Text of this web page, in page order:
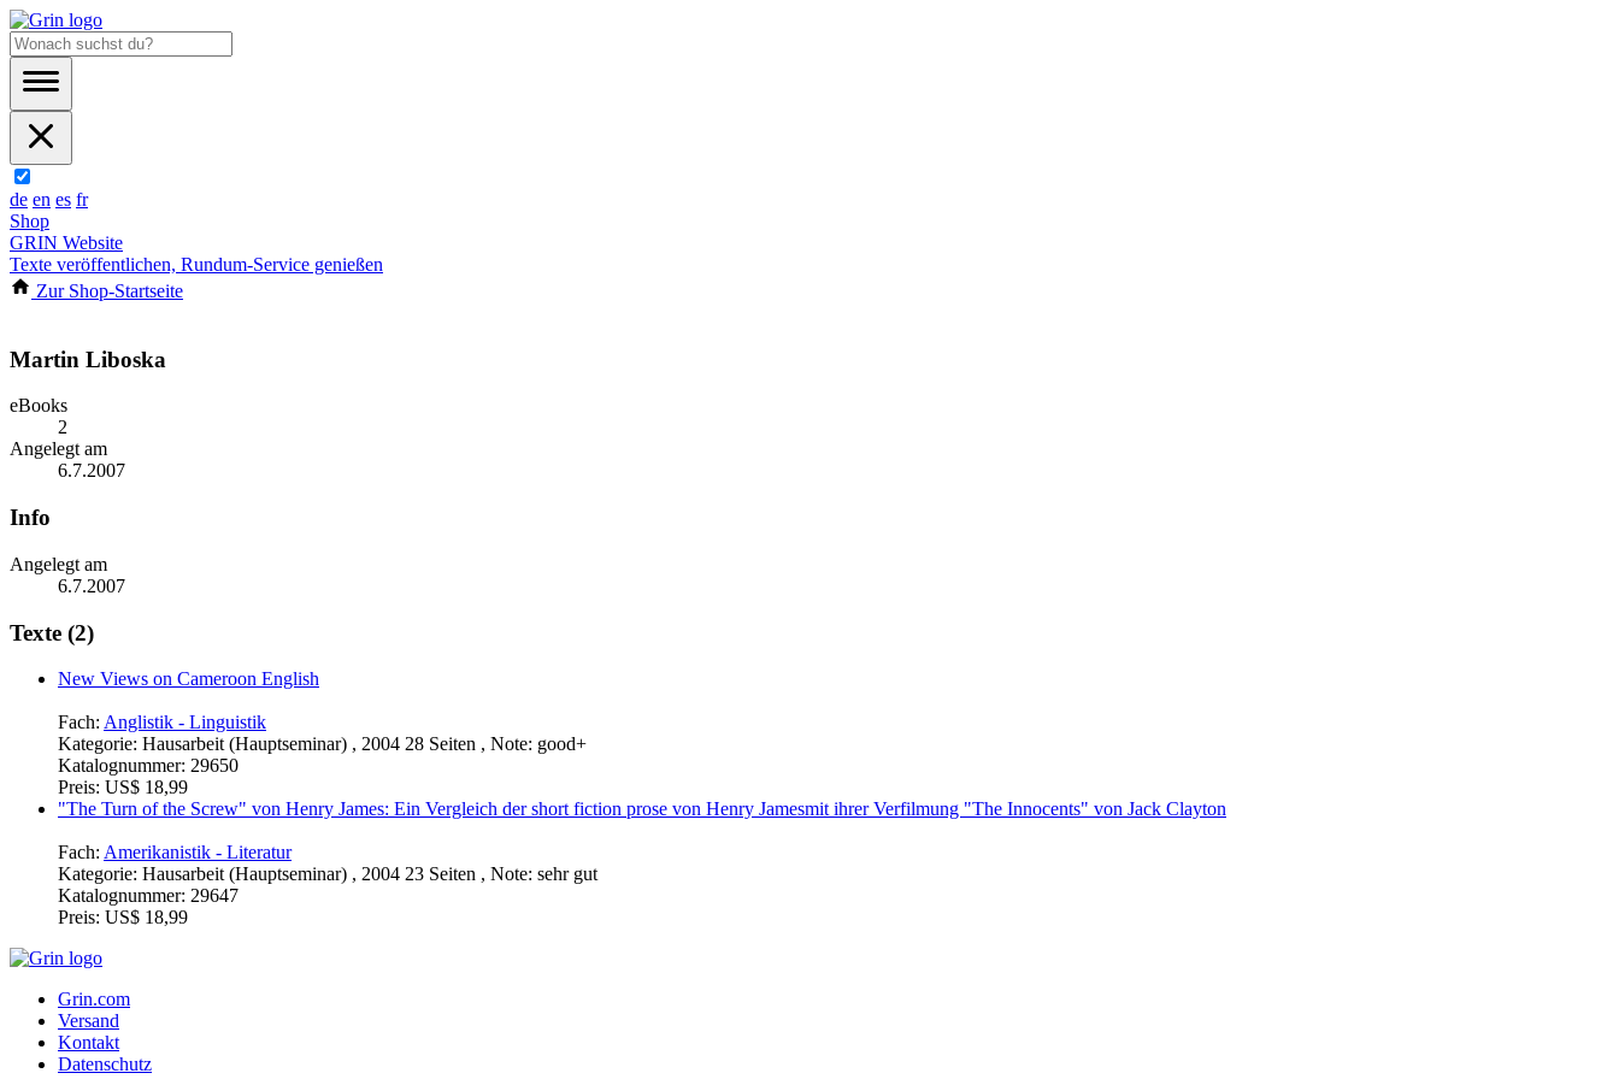
de en es fr
Shop
GRIN Website
Texte veröffentlichen, Rundum-Service genießen
Zur Shop-Startseite
Martin Liboska
eBooks
2
Angelegt am
6.7.2007
Info
Angelegt am
6.7.2007
Texte (2)
New Views on Cameroon English
Fach: Anglistik - Linguistik
Kategorie: Hausarbeit (Hauptseminar) , 2004 28 Seiten , Note: good+
Katalognummer: 29650
Preis: US$ 18,99
"The Turn of the Screw" von Henry James: Ein Vergleich der short fiction prose von Henry Jamesmit ihrer Verfilmung "The Innocents" von Jack Clayton
Fach: Amerikanistik - Literatur
Kategorie: Hausarbeit (Hauptseminar) , 2004 23 Seiten , Note: sehr gut
Katalognummer: 29647
Preis: US$ 18,99
Grin.com
Versand
Kontakt
Datenschutz